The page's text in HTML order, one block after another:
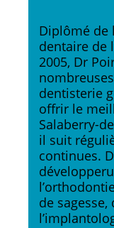
Diplômé de
dentaire de
2005, Dr
dentisterie
offrir le
Salaberry-
il suit
continues.
de